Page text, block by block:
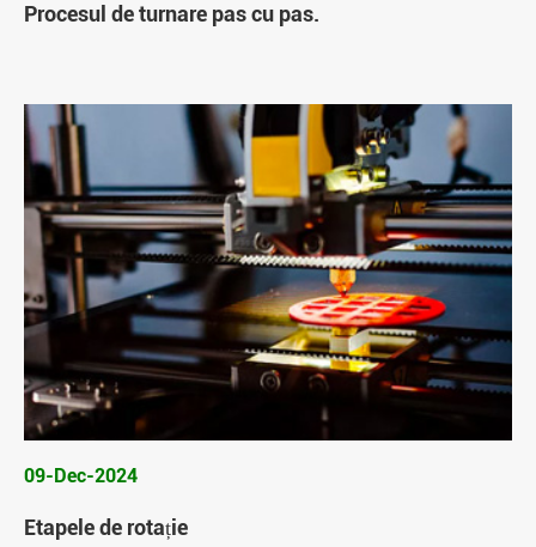
Procesul de turnare pas cu pas.
09-Dec-2024
Etapele de rotație